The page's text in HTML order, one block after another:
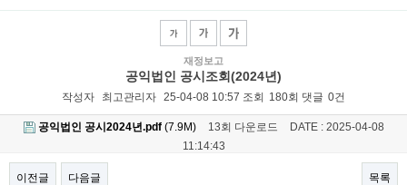
재정보고
공익법인 공시조회(2024년)
작성자 최고관리자 25-04-08 10:57 조회 180회 댓글 0건
공익법인 공시2024년.pdf(7.9M) 13회 다운로드
DATE : 2025-04-08
11:14:43
이전글 다음글 목록